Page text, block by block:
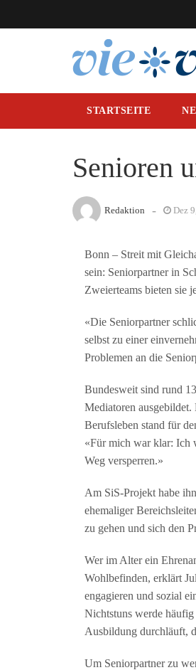
STARTSEITE
Senioren
Redaktion - Dez
Bonn – Streit mit
sein: Seniorpartner in
Zweierteams bieten sie
«Die Seniorpartner
selbst zu einer
Problemen an die
Bundesweit sind rund
Mediatoren
Berufsleben stand für
«Für mich war klar: Ich
Weg versperren.»
Am SiS-Projekt habe
ehemaliger
zu gehen und sich den
Wer im Alter ein
Wohlbefinden, erklärt
engagieren und sozial
Nichtstuns werde
Ausbildung durchläuft,
Um Seniorpartner zu